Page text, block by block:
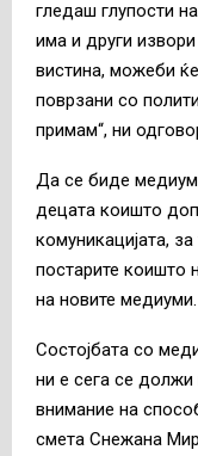
гледаш глупости
има и други
вистина, можеби
поврзани со
примам“, ни
Да се биде
децата коишто
комуникацијата,
постарите коишто
на новите медиуми.
Состојбата со
ни е сега се
внимание на
смета Снежана